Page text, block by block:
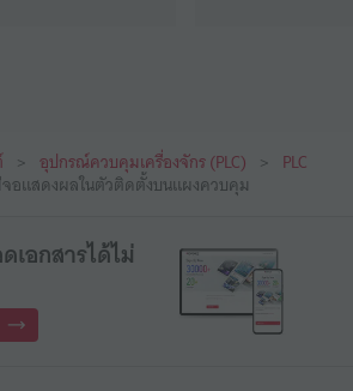
อุปกรณ์ควบคุมเครื่องจักร (PLC) PLC
อแสดงผลในตัวติดตั้งบนแผงควบคุม
เอกสารได้ไม่